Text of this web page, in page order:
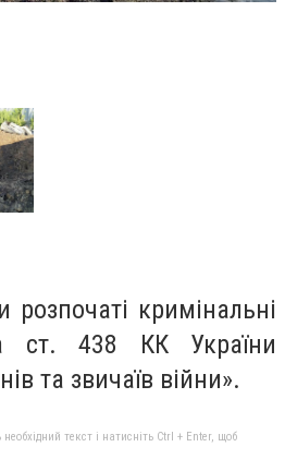
кримінальні
ст. 438 КК України
та звичаїв війни».
текст і натисніть Ctrl + Enter, щоб